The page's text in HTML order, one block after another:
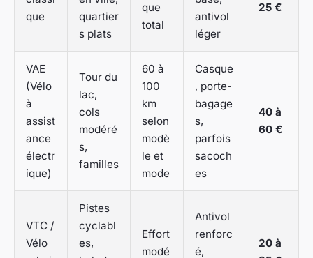
que
quartier
s plats
que
total
antivol
léger
25 €
VAE
(Vélo
à
assist
ance
électr
ique)
Tour du
lac,
cols
modéré
s,
familles
60 à
100
km
selon
modè
le et
mode
Casque
, porte-
bagage
s,
parfois
sacoch
es
40 à
60 €
VTC /
Vélo
Pistes
cyclabl
es,
Effort
modé
Antivol
renforc
é,
20 à